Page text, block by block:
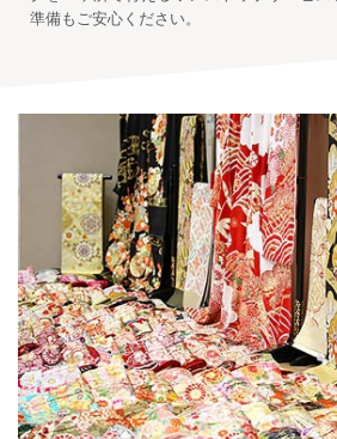
準備もご安心ください。